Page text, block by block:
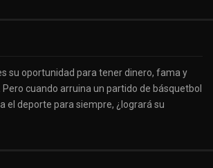
su oportunidad para tener dinero, fama y
cuando arruina un partido de básquetbol
el deporte para siempre, ¿logrará su